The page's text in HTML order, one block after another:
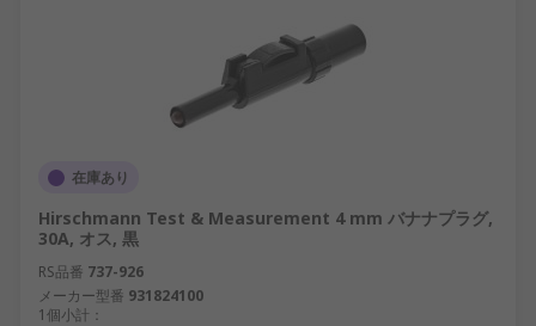
在庫あり
Hirschmann Test & Measurement 4 mm バナナプラグ,
30A, オス, 黒
RS品番 737-926
メーカー型番 931824100
1個小計：